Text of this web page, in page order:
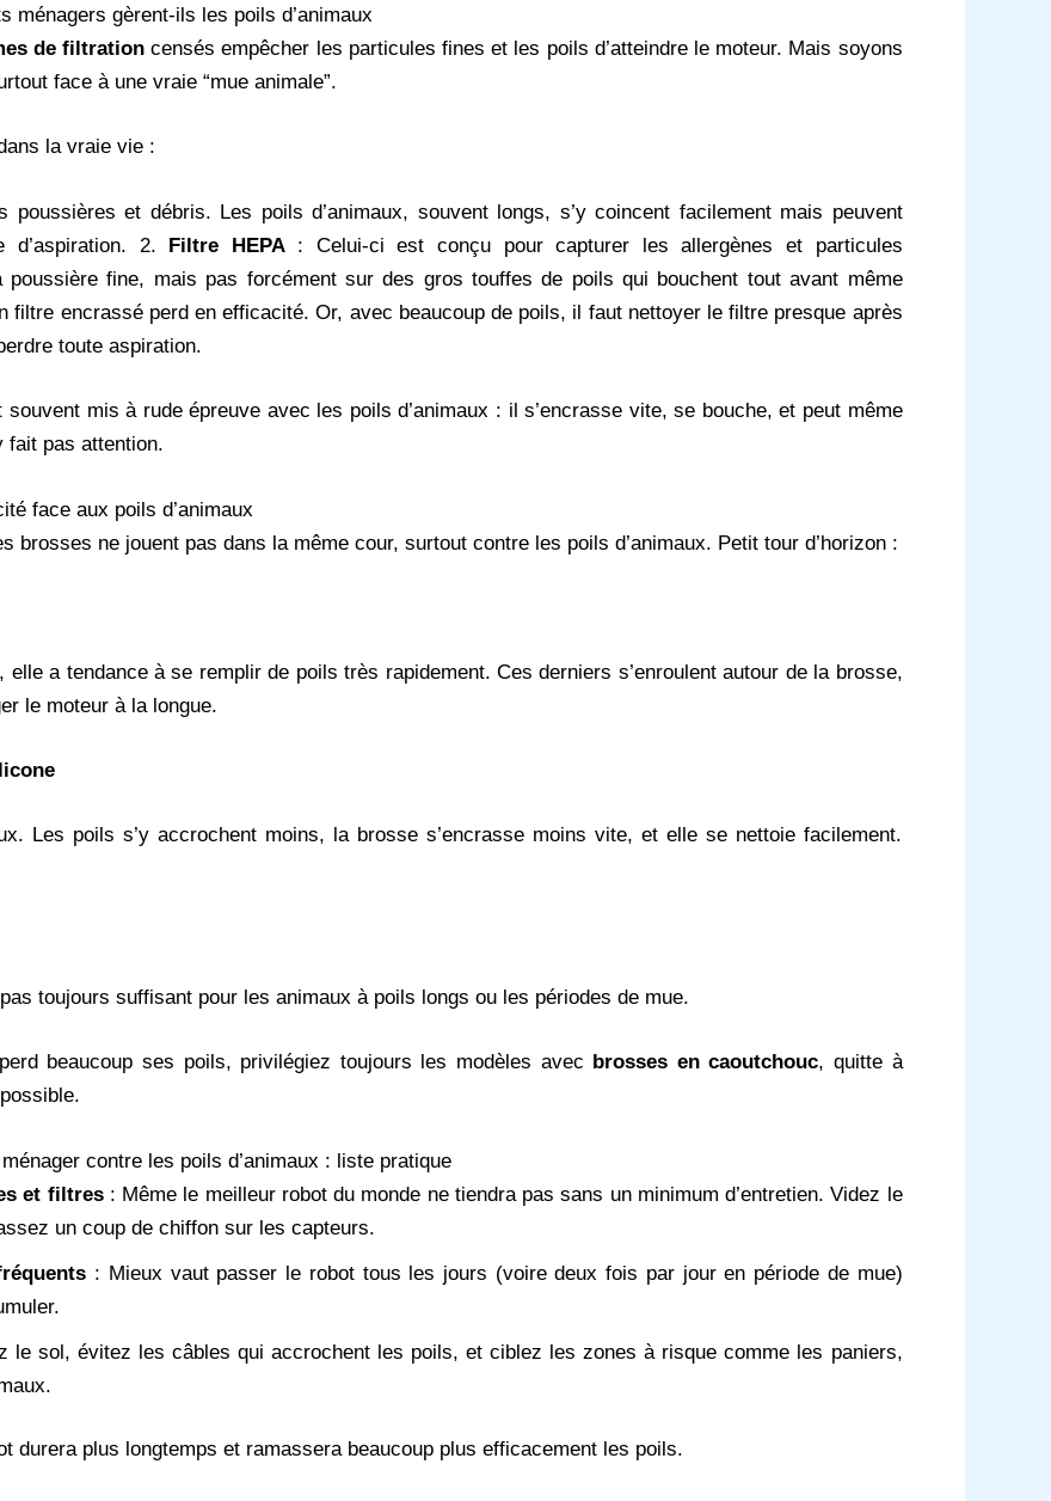
gèrent-ils les poils d’animaux
de filtration censés empêcher les particules fines et les poils d’atteindre le moteur. Mais soyons
face à une vraie “mue animale”.
la vraie vie :
et débris. Les poils d’animaux, souvent longs, s’y coincent facilement mais peuvent
d’aspiration. 2. Filtre HEPA: Celui-ci est conçu pour capturer les allergènes et particules
fine, mais pas forcément sur des gros touffes de poils qui bouchent tout avant même
filtre encrassé perd en efficacité. Or, avec beaucoup de poils, il faut nettoyer le filtre presque après
toute aspiration.
mis à rude épreuve avec les poils d’animaux : il s’encrasse vite, se bouche, et peut même
fait pas attention.
face aux poils d’animaux
brosses ne jouent pas dans la même cour, surtout contre les poils d’animaux. Petit tour d’horizon :
a tendance à se remplir de poils très rapidement. Ces derniers s’enroulent autour de la brosse,
le moteur à la longue.
Les poils s’y accrochent moins, la brosse s’encrasse moins vite, et elle se nettoie facilement.
toujours suffisant pour les animaux à poils longs ou les périodes de mue.
beaucoup ses poils, privilégiez toujours les modèles avec brosses en caoutchouc, quitte à
contre les poils d’animaux : liste pratique
et filtres: Même le meilleur robot du monde ne tiendra pas sans un minimum d’entretien. Videz le
un coup de chiffon sur les capteurs.
: Mieux vaut passer le robot tous les jours (voire deux fois par jour en période de mue)
le sol, évitez les câbles qui accrochent les poils, et ciblez les zones à risque comme les paniers,
durera plus longtemps et ramassera beaucoup plus efficacement les poils.